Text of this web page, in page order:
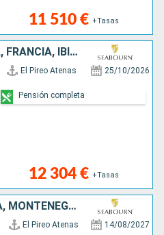
11 510 € +Tasas
GRECIA, ALBANIA, ITALIA, FRANCIA, IBIZA, ESPAÑA, PORTUGAL
El Pireo Atenas 25/10/2026
12 304 € +Tasas
Pensión completa
TURQUÍA, GRECIA, ITALIA, MONTENEGRO, CROACIA
El Pireo Atenas 14/08/2027